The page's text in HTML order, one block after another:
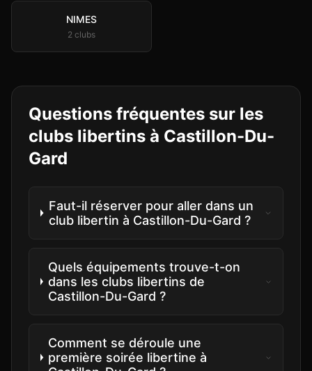
NIMES
2 clubs
Questions fréquentes sur les
clubs libertins à Castillon-Du-
Gard
Faut-il réserver pour aller dans un
club libertin à Castillon-Du-Gard ?
Quels équipements trouve-t-on
dans les clubs libertins de
Castillon-Du-Gard ?
Comment se déroule une
première soirée libertine à